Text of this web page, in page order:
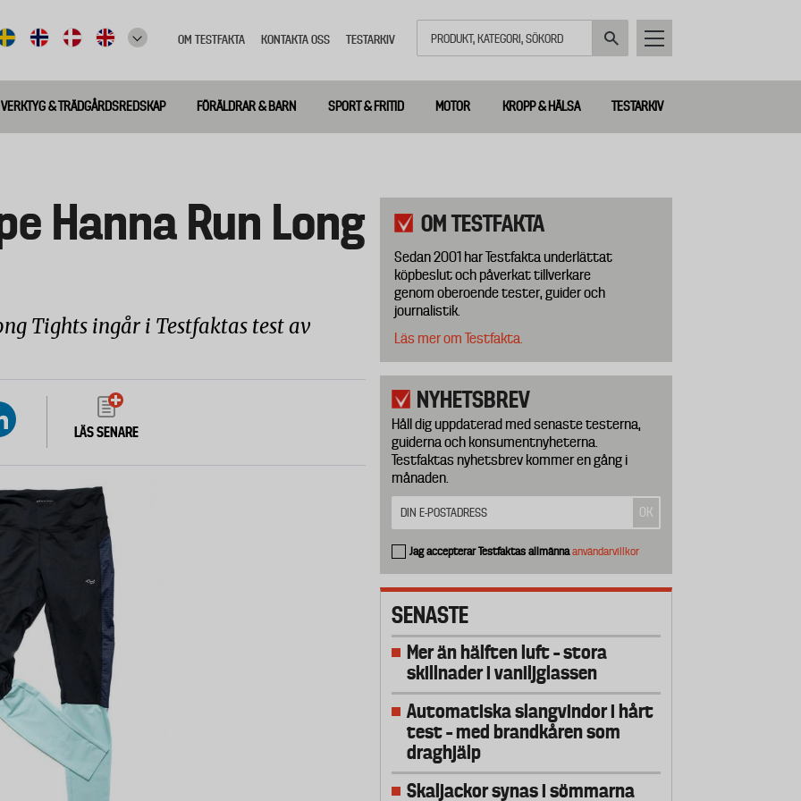
meny
OM TESTFAKTA KONTAKTA OSS TESTARKIV
VERKTYG & TRÄDGÅRDSREDSKAP FÖRÄLDRAR & BARN SPORT & FRITID MOTOR KROPP & HÄLSA TESTARKIV
Hanna Run Long
Tights ingår i Testfaktas test av
LÄS SENARE
OM TESTFAKTA
Sedan 2001 har Testfakta underlättat
köpbeslut och påverkat tillverkare
genom oberoende tester, guider och
journalistik.
Läs mer om Testfakta.
NYHETSBREV
Håll dig uppdaterad med senaste testerna,
guiderna och konsumentnyheterna.
Testfaktas nyhetsbrev kommer en gång i
månaden.
Jag accepterar Testfaktas allmännaanvändarvillkor
SENASTE
Mer än hälften luft – stora
skillnader i vaniljglassen
Automatiska slangvindor i hårt
test – med brandkåren som
draghjälp
Skaljackor synas i sömmarna